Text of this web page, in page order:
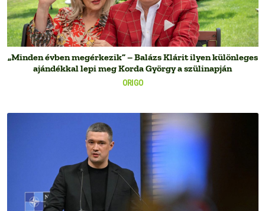
ORIGO
„Minden évben megérkezik” – Balázs Klárit ilyen különleges
ajándékkal lepi meg Korda György a szülinapján